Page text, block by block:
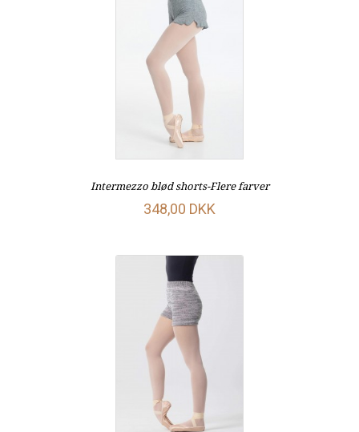
Intermezzo blød shorts-Flere farver
348,00 DKK